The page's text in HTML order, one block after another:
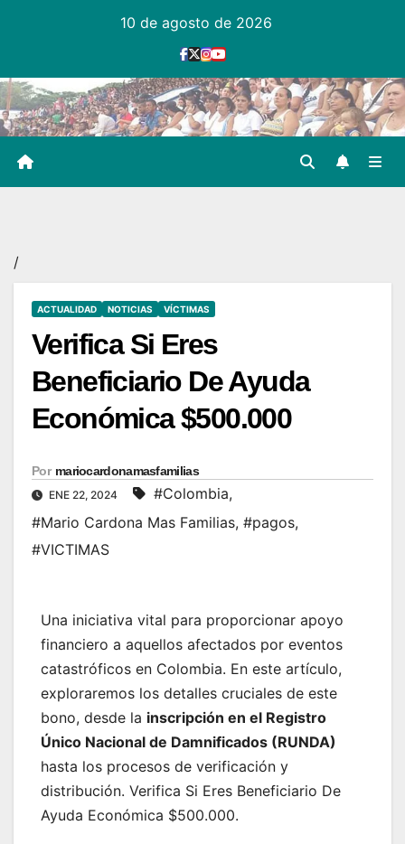
10 de agosto de 2026
/
ACTUALIDAD NOTICIAS VÍCTIMAS
Verifica Si Eres
Beneficiario De Ayuda
Económica $500.000
Por mariocardonamasfamilias
ENE 22, 2024 #Colombia,
#Mario Cardona Mas Familias, #pagos,
#VICTIMAS
Una iniciativa vital para proporcionar apoyo
financiero a aquellos afectados por eventos
catastróficos en Colombia. En este artículo,
exploraremos los detalles cruciales de este
bono, desde la inscripción en el Registro
Único Nacional de Damnificados (RUNDA)
hasta los procesos de verificación y
distribución. Verifica Si Eres Beneficiario De
Ayuda Económica $500.000.